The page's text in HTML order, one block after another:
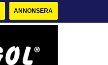
ANNONSERA